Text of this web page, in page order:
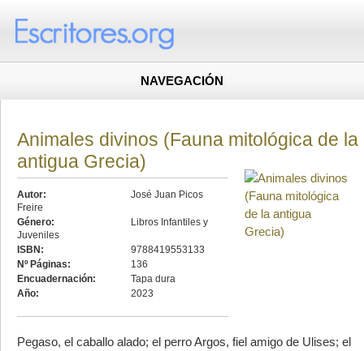
NAVEGACIÓN
Animales divinos (Fauna mitológica de la
antigua Grecia)
Autor:
José Juan Picos
Freire
Género:
Libros Infantiles y
Juveniles
ISBN:
9788419553133
Nº Páginas:
136
Encuadernación:
Tapa dura
Año:
2023
Pegaso, el caballo alado; el perro Argos, fiel amigo de Ulises; el